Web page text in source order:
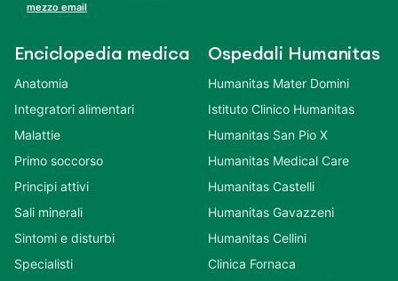
mezzo email
Enciclopedia medica
Anatomia
Integratori alimentari
Malattie
Primo soccorso
Principi attivi
Sali minerali
Sintomi e disturbi
Specialisti
Ospedali Humanitas
Humanitas Mater Domini
Istituto Clinico Humanitas
Humanitas San Pio X
Humanitas Medical Care
Humanitas Castelli
Humanitas Gavazzeni
Humanitas Cellini
Clinica Fornaca